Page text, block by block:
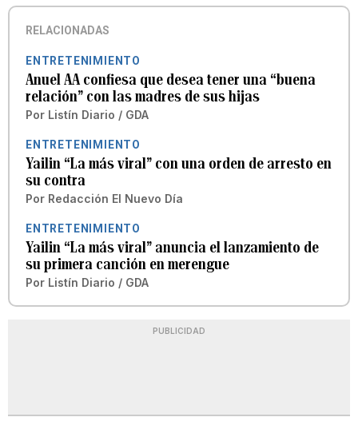
RELACIONADAS
ENTRETENIMIENTO
Anuel AA confiesa que desea tener una “buena
relación” con las madres de sus hijas
Por Listín Diario / GDA
ENTRETENIMIENTO
Yailin “La más viral” con una orden de arresto en
su contra
Por Redacción El Nuevo Día
ENTRETENIMIENTO
Yailin “La más viral” anuncia el lanzamiento de
su primera canción en merengue
Por Listín Diario / GDA
PUBLICIDAD